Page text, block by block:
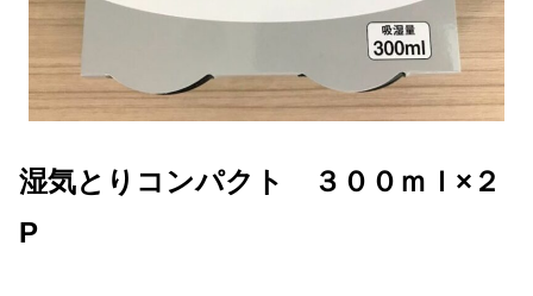
湿気とりコンパクト ３００ｍｌ×２
P